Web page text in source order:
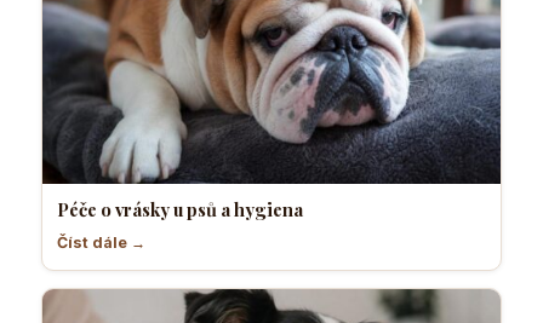
Péče o vrásky u psů a hygiena
Číst dále →